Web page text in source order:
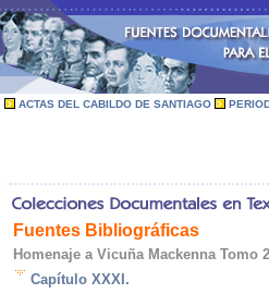
ACTAS DEL CABILDO DE SANTIAGO
Fuentes Bibliográficas
Homenaje a Vicuña Mackenna Tomo
Capítulo XXXI.